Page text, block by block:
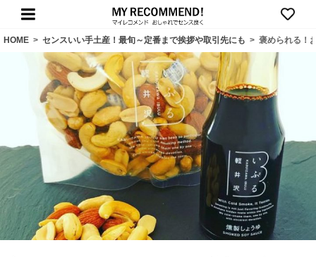
HOME > センスいい手土産！最旬～定番まで挨拶や取引先にも > 褒められる！